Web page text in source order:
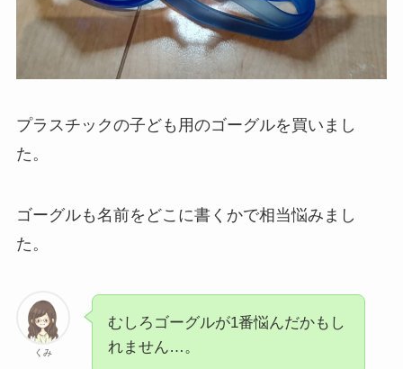
プラスチックの子ども用のゴーグルを買いまし
た。
ゴーグルも名前をどこに書くかで相当悩みまし
た。
くみ
むしろゴーグルが1番悩んだかもし
れません…。